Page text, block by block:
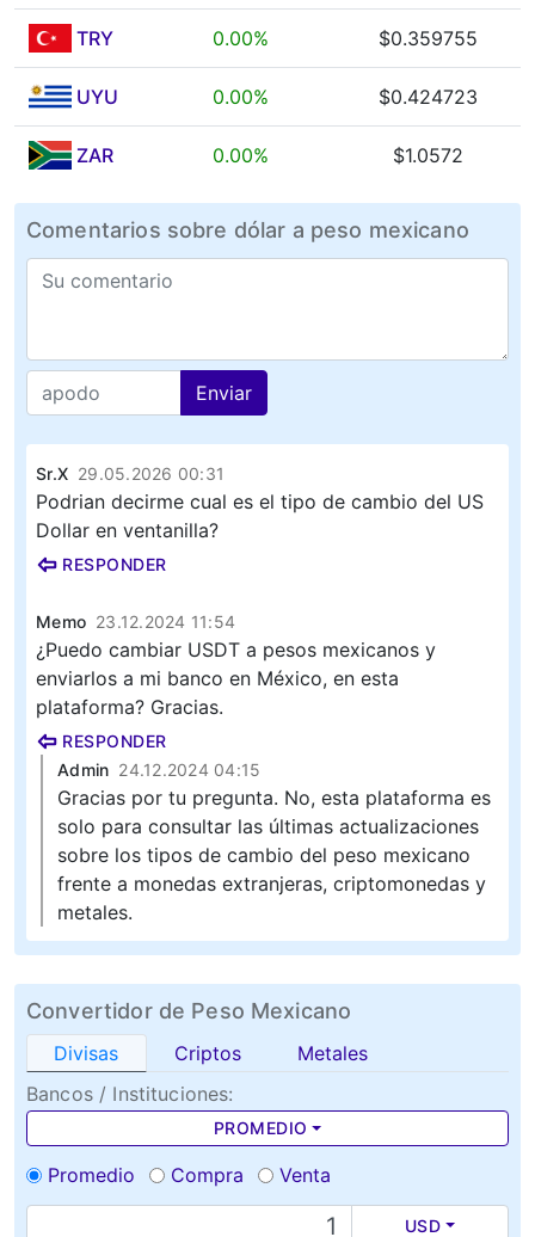
TRY 0.00% $0.359755
UYU 0.00% $0.424723
ZAR 0.00% $1.0572
Comentarios sobre dólar a peso mexicano
Enviar
Sr.X 29.05.2026 00:31
Podrian decirme cual es el tipo de cambio del US
Dollar en ventanilla?
RESPONDER
Memo 23.12.2024 11:54
¿Puedo cambiar USDT a pesos mexicanos y
enviarlos a mi banco en México, en esta
plataforma? Gracias.
RESPONDER
Admin 24.12.2024 04:15
Gracias por tu pregunta. No, esta plataforma es
solo para consultar las últimas actualizaciones
sobre los tipos de cambio del peso mexicano
frente a monedas extranjeras, criptomonedas y
metales.
Convertidor de Peso Mexicano
Divisas Criptos
Metales
Bancos / Instituciones:
PROMEDIO
Promedio Compra Venta
USD